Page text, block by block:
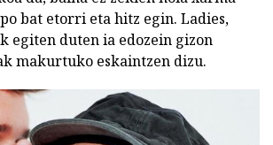
bat etorri eta hitz egin. Ladies,
egiten duten ia edozein gizon
makurtuko eskaintzen dizu.